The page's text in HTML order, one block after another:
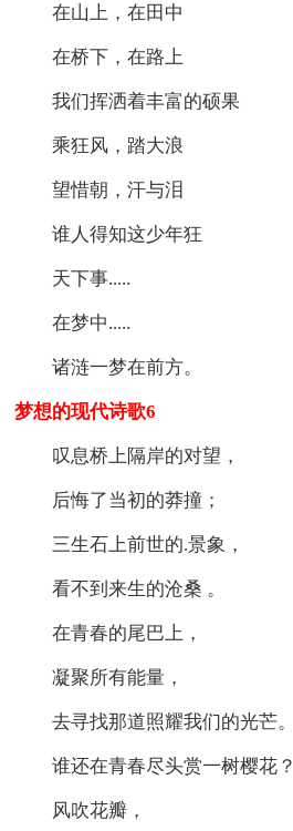
在山上，在田中
在桥下，在路上
我们挥洒着丰富的硕果
乘狂风，踏大浪
望惜朝，汗与泪
谁人得知这少年狂
天下事.....
在梦中.....
诸涟一梦在前方。
梦想的现代诗歌6
叹息桥上隔岸的对望，
后悔了当初的莽撞；
三生石上前世的.景象，
看不到来生的沧桑 。
在青春的尾巴上，
凝聚所有能量，
去寻找那道照耀我们的光芒。
谁还在青春尽头赏一树樱花？
风吹花瓣，